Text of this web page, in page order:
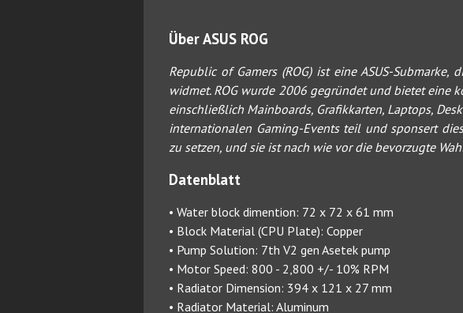
Über ASUS ROG
Republic of Gamers (ROG) ist eine ASUS-
widmet. ROG wurde 2006 gegründet und bietet eine
einschließlich Mainboards, Grafikkarten, Laptops,
internationalen Gaming-Events teil und sponsert
zu setzen, und sie ist nach wie vor die bevorzugte
Datenblatt
• Water block dimention: 72 x 72 x 61 mm
• Block Material (CPU Plate): Copper
• Pump Solution: 7th V2 gen Asetek pump
• Motor Speed: 800 - 2,800 +/- 10% RPM
• Radiator Dimension: 394 x 121 x 27 mm
• Radiator Material: Aluminum